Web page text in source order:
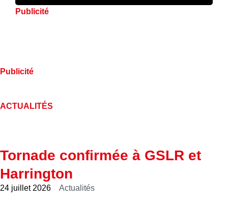
Publicité
Publicité
ACTUALITÉS
Tornade confirmée à GSLR et
Harrington
24 juillet 2026 Actualités